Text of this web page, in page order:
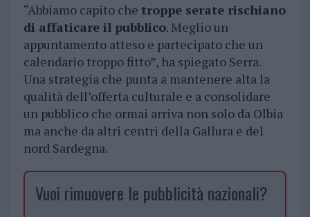
“Abbiamo capito che troppe serate rischiano
di affaticare il pubblico. Meglio un
appuntamento atteso e partecipato che un
calendario troppo fitto”, ha spiegato Serra.
Una strategia che punta a mantenere alta la
qualità dell’offerta culturale e a consolidare
un pubblico che ormai arriva non solo da Olbia
ma anche da altri centri della Gallura e del
nord Sardegna.
Vuoi rimuovere le pubblicità nazionali?